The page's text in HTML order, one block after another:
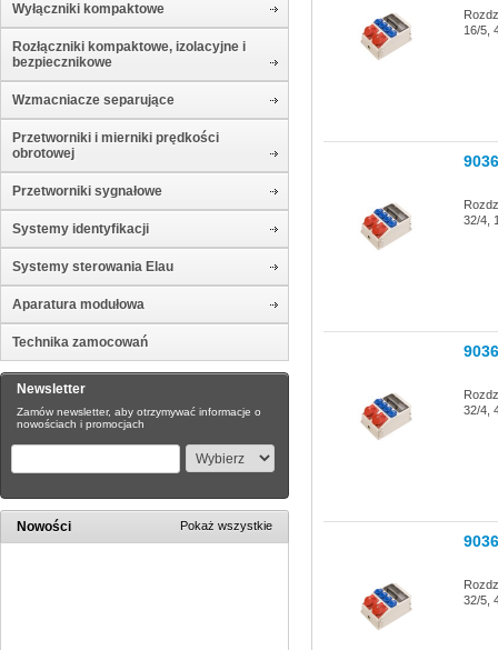
Wyłączniki kompaktowe
Rozłączniki kompaktowe, izolacyjne i
bezpiecznikowe
Wzmacniacze separujące
Przetworniki i mierniki prędkości
obrotowej
Przetworniki sygnałowe
Systemy identyfikacji
Systemy sterowania Elau
Aparatura modułowa
Technika zamocowań
Newsletter
Zamów newsletter, aby otrzymywać informacje o
nowościach i promocjach
Nowości Pokaż wszystkie
16/5,
32/4,
32/4,
32/5,